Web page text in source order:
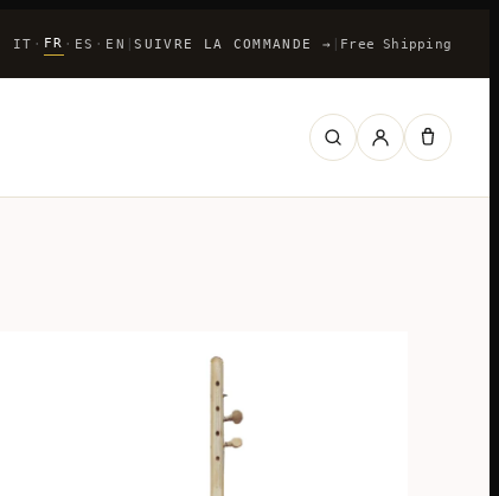
IT · FR · ES · EN |SUIVRE LA COMMANDE → Free Shipping